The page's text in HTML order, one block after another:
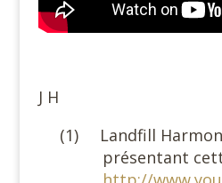
J H
(1)
Landfill
présentant